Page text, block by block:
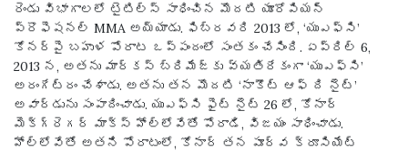
రెండు విభాగాలలో టైటిల్స్ సాధించిన మొదటి యూరోపియన్
ప్రొఫెషనల్ MMA అయ్యాడు. ఫిబ్రవరి 2013 లో, ‘యుఎఫ్‌సి’
కోనర్‌పై బహుళ పోరాట ఒప్పందంలో సంతకం చేసింది. ఏప్రిల్ 6,
2013 న, అతను మార్కస్ బ్రిమేజ్‌కు వ్యతిరేకంగా ‘యుఎఫ్‌సి’
అరంగేట్రం చేశాడు. అతను తన మొదటి ‘నాకౌట్ ఆఫ్ ది నైట్’
అవార్డును సంపాదించాడు. యుఎఫ్‌సి ఫైట్ నైట్ 26 లో, కోనార్
మెక్‌గ్రెగర్ మాక్స్ హోల్లోవేతో పోరాడి, విజయం సాధించాడు.
హోల్లోవేతో అతని పోరాటంలో, కోనార్ తన పూర్వ క్రూసియేట్